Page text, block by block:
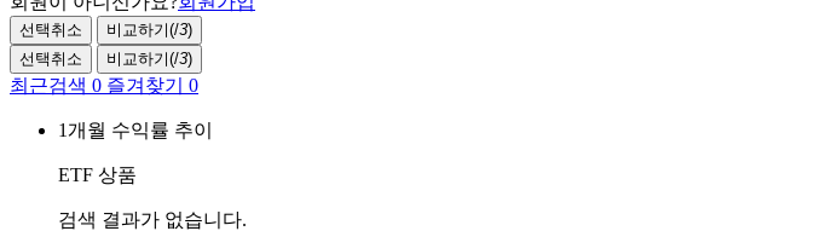
선택취소 비교하기(/3)
선택취소
비교하기(/3)
최근검색 0 즐겨찾기 0
1개월 수익률 추이
ETF 상품
검색 결과가 없습니다.